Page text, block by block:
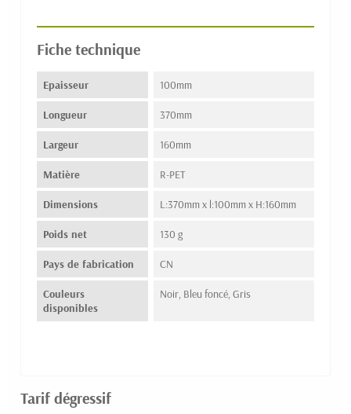
Fiche technique
Epaisseur 100mm
Longueur 370mm
Largeur 160mm
Matière R-PET
Dimensions L:370mm x l:100mm x H:160mm
Poids net 130 g
Pays de fabrication CN
Couleurs
disponibles
Noir, Bleu foncé, Gris
Tarif dégressif